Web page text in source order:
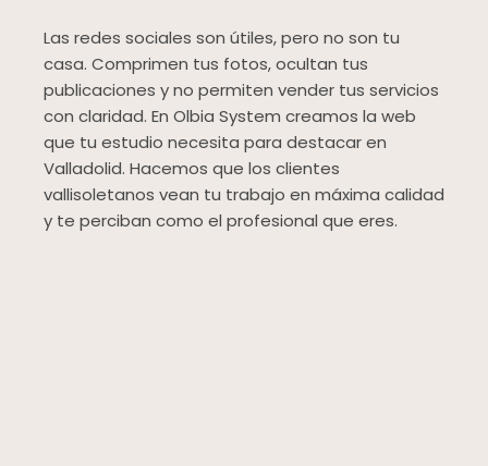
Las redes sociales son útiles, pero no son tu
casa. Comprimen tus fotos, ocultan tus
publicaciones y no permiten vender tus servicios
con claridad. En Olbia System creamos la web
que tu estudio necesita para destacar en
Valladolid. Hacemos que los clientes
vallisoletanos vean tu trabajo en máxima calidad
y te perciban como el profesional que eres.